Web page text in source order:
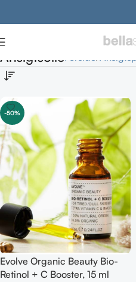
Ansigtsolie
-50%
Evolve Organic Beauty Bio-
Retinol + C Booster, 15 ml